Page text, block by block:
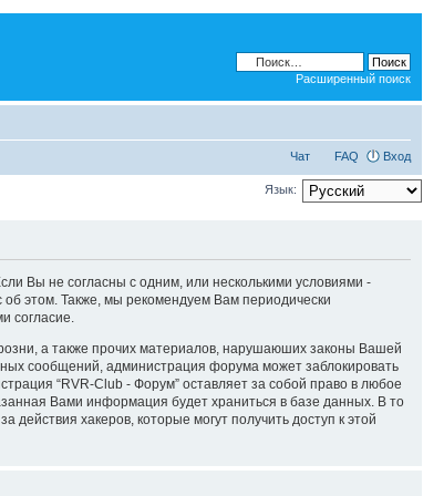
Расширенный поиск
Чат FAQ Вход
Язык:
Вы не согласны с одним, или несколькими условиями -
этом. Также, мы рекомендуем Вам периодически
согласие.
а также прочих материалов, нарушаюших законы Вашей
сообщений, администрация форума может заблокировать
“RVR-Club - Форум” оставляет за собой право в любое
Вами информация будет храниться в базе данных. В то
хакеров, которые могут получить доступ к этой